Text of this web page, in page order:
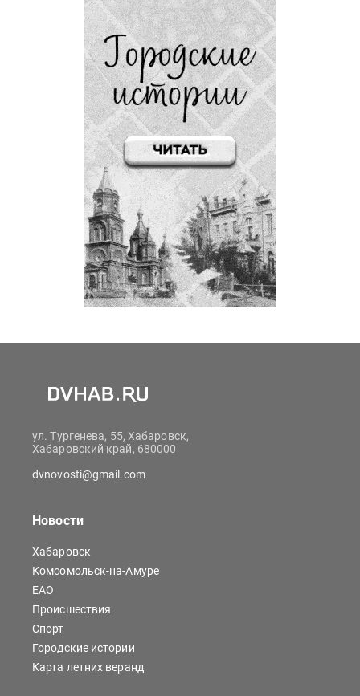
ул. Тургенева, 55, Хабаровск,
Хабаровский край, 680000
dvnovosti@gmail.com
Новости
Хабаровск
Комсомольск-на-Амуре
ЕАО
Происшествия
Спорт
Городские истории
Карта летних веранд